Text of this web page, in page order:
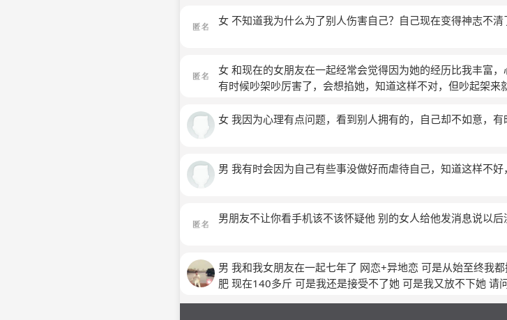
女 不知道我为什么为了别人伤害自己？自己现在变得神志不清
女 和现在的女朋友在一起经常会觉得因为她的经历比我丰富
有时候吵架吵厉害了，会想掐她，知道这样不对，但吵起架来
女 我因为心理有点问题，看到别人拥有的，自己却不如意，
男 我有时会因为自己有些事没做好而虐待自己，知道这样不
男朋友不让你看手机该不该怀疑他 别的女人给他发消息说以
男 我和我女朋友在一起七年了 网恋+异地恋 可是从始至终我
肥 现在140多斤 可是我还是接受不了她 可是我又放不下她 请